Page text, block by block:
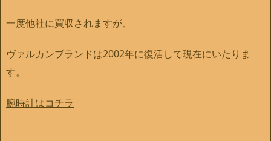
一度他社に買収されますが、
ヴァルカンブランドは2002年に復活して現在にいたりま
す。
腕時計はコチラ